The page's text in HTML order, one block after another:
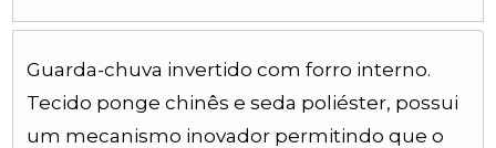
Guarda-chuva invertido com forro interno.
Tecido ponge chinês e seda poliéster, possui
um mecanismo inovador permitindo que o